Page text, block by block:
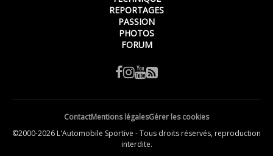
REPORTAGES
PASSION
PHOTOS
FORUM
ContactMentions légalesGérer les cookies
©2000-2026 L'Automobile Sportive - Tous droits réservés, reproduction
interdite.